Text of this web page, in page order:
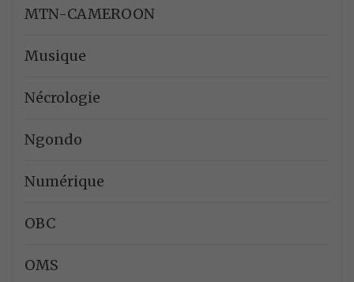
MTN-CAMEROON
Musique
Nécrologie
Ngondo
Numérique
OBC
OMS